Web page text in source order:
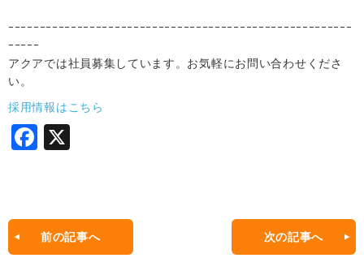
ｰｰｰｰｰｰｰｰｰｰｰｰｰｰｰｰｰｰｰｰｰｰｰｰｰｰｰｰｰｰｰｰｰｰｰｰｰｰｰｰｰｰｰｰｰｰｰｰｰｰｰｰｰｰｰ
ｰｰｰｰｰ
アクアでは社員募集しています。お気軽にお問い合わせくださ
い。
採用情報はこちら
F
e
b
前の記事へ 次の記事へ